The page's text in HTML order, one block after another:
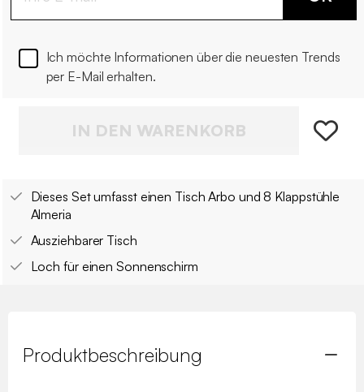
Ich möchte Informationen über die neuesten Trends
per E-Mail erhalten.
IN DEN WARENKORB
Dieses Set umfasst einen Tisch Arbo und 8 Klappstühle
Almeria
Ausziehbarer Tisch
Loch für einen Sonnenschirm
Produktbeschreibung